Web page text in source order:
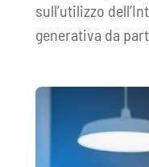
sull’utilizzo
generativa da